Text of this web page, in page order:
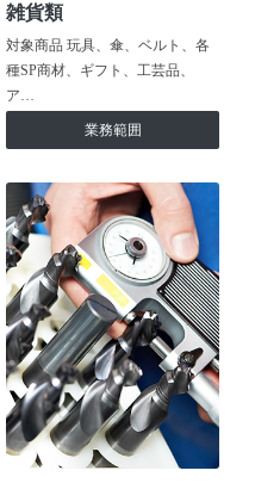
雑貨類
対象商品 玩具、傘、ベルト、各
種SP商材、ギフト、工芸品、
ア…
業務範囲